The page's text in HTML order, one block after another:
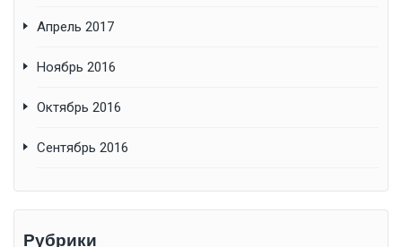
Апрель 2017
Ноябрь 2016
Октябрь 2016
Сентябрь 2016
Рубрики